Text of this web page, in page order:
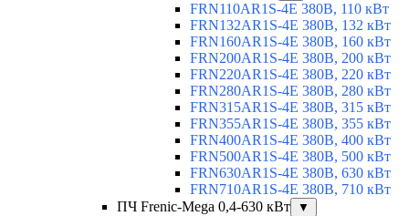
FRN110AR1S-4E 380В, 110 кВт
FRN132AR1S-4E 380В, 132 кВт
FRN160AR1S-4E 380В, 160 кВт
FRN200AR1S-4E 380В, 200 кВт
FRN220AR1S-4E 380В, 220 кВт
FRN280AR1S-4E 380В, 280 кВт
FRN315AR1S-4E 380В, 315 кВт
FRN355AR1S-4E 380В, 355 кВт
FRN400AR1S-4E 380В, 400 кВт
FRN500AR1S-4E 380В, 500 кВт
FRN630AR1S-4E 380В, 630 кВт
FRN710AR1S-4E 380В, 710 кВт
ПЧ Frenic-Mega 0,4-630 кВт
▼